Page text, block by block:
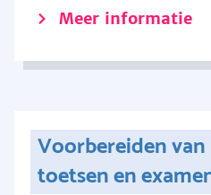
Meer informatie
Voorbereiden
toetsen en